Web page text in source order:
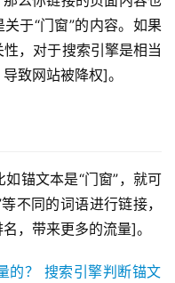
于“门窗”的内容。如果
，对于搜索引擎是相当
致网站被降权]。
锚文本是“门窗”，就可
不同的词语进行链接，
，带来更多的流量]。